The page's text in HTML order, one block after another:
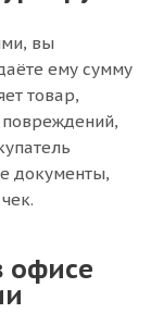
вы
ему сумму
товар,
документы,
офисе